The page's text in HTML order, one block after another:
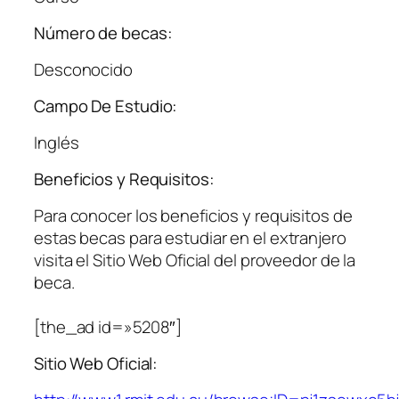
Número de becas:
Desconocido
Campo De Estudio:
Inglés
Beneficios y Requisitos:
Para conocer los beneficios y requisitos de
estas becas para estudiar en el extranjero
visita el Sitio Web Oficial del proveedor de la
beca.
[the_ad id=»5208″]
Sitio Web Oficial: